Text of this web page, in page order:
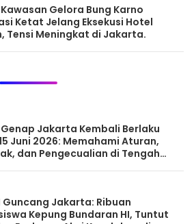
Gelora Bung Karno
Ketat Jelang Eksekusi Hotel
Tensi Meningkat di Jakarta.
Jakarta Kembali Berlaku
Juni 2026: Memahami Aturan,
dan Pengecualian di Tengah
Guncang Jakarta: Ribuan
Kepung Bundaran HI, Tuntut